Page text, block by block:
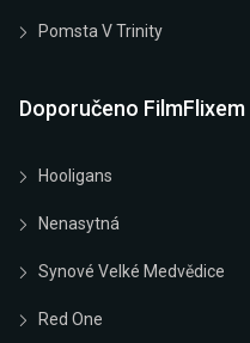
Pomsta V Trinity
Doporučeno FilmFlixem
Hooligans
Nenasytná
Synové Velké Medvědice
Red One